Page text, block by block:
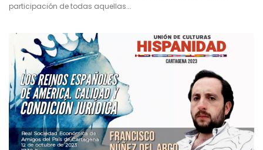
participación de todas aquellas...